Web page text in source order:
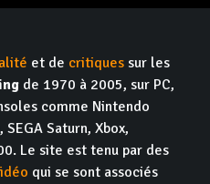
et de critiques sur les
de 1970 à 2005, sur PC,
comme Nintendo
Saturn, Xbox,
Le site est tenu par des
qui se sont associés